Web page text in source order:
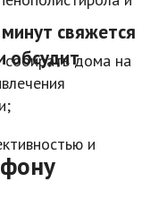
дома на
и
свяжется
обсудит